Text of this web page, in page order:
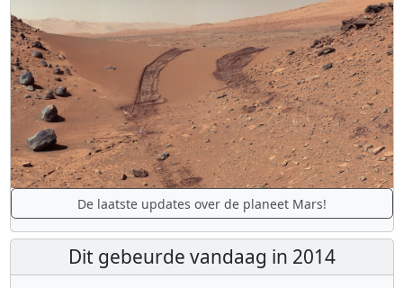
De laatste updates over de planeet Mars!
Dit gebeurde vandaag in 2014